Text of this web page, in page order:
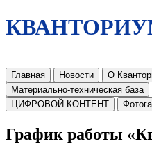
Главная Новости О
Материально-техническая база
ЦИФРОВОЙ КОНТЕНТ
График работы